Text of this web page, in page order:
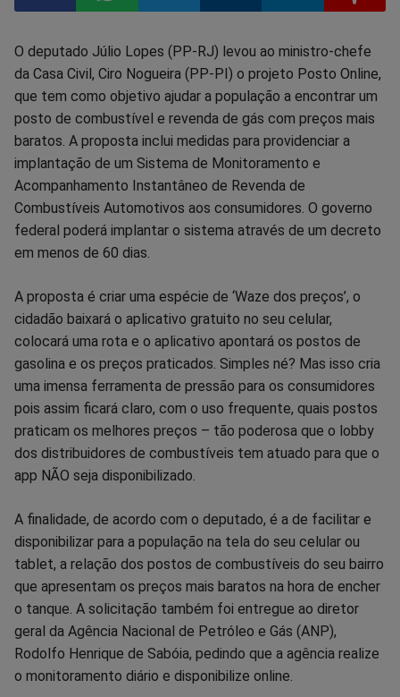
Compartilhar
no
Facebook
Compartilhar
no
Whatsapp
Compartilhar
no
Twitter
Compartilhar
no
Messenger
Compartilhar
no
Telegram
no
Gettr
O deputado Júlio Lopes (PP-RJ) levou ao ministro-chefe
da Casa Civil, Ciro Nogueira (PP-PI) o projeto Posto Online,
que tem como objetivo ajudar a população a encontrar um
posto de combustível e revenda de gás com preços mais
baratos. A proposta inclui medidas para providenciar a
implantação de um Sistema de Monitoramento e
Acompanhamento Instantâneo de Revenda de
Combustíveis Automotivos aos consumidores. O governo
federal poderá implantar o sistema através de um decreto
em menos de 60 dias.
A proposta é criar uma espécie de ‘Waze dos preços’, o
cidadão baixará o aplicativo gratuito no seu celular,
colocará uma rota e o aplicativo apontará os postos de
gasolina e os preços praticados. Simples né? Mas isso cria
uma imensa ferramenta de pressão para os consumidores
pois assim ficará claro, com o uso frequente, quais postos
praticam os melhores preços – tão poderosa que o lobby
dos distribuidores de combustíveis tem atuado para que o
app NÃO seja disponibilizado.
A finalidade, de acordo com o deputado, é a de facilitar e
disponibilizar para a população na tela do seu celular ou
tablet, a relação dos postos de combustíveis do seu bairro
que apresentam os preços mais baratos na hora de encher
o tanque. A solicitação também foi entregue ao diretor
geral da Agência Nacional de Petróleo e Gás (ANP),
Rodolfo Henrique de Sabóia, pedindo que a agência realize
o monitoramento diário e disponibilize online.